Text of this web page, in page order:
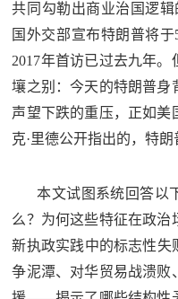
智
库
雄
模
范
英
雄
范
人
风
共同勾勒出商业治国逻辑
国外交部宣布特朗普将
2017年首访已过去九年
壤之别：今天的特朗普身
声望下跌的重压，正如美
克·里德公开指出的，特朗
本文试图系统回答以
么？为何这些特征在政治
新执政实践中的标志性
争泥潭、对华贸易战溃败